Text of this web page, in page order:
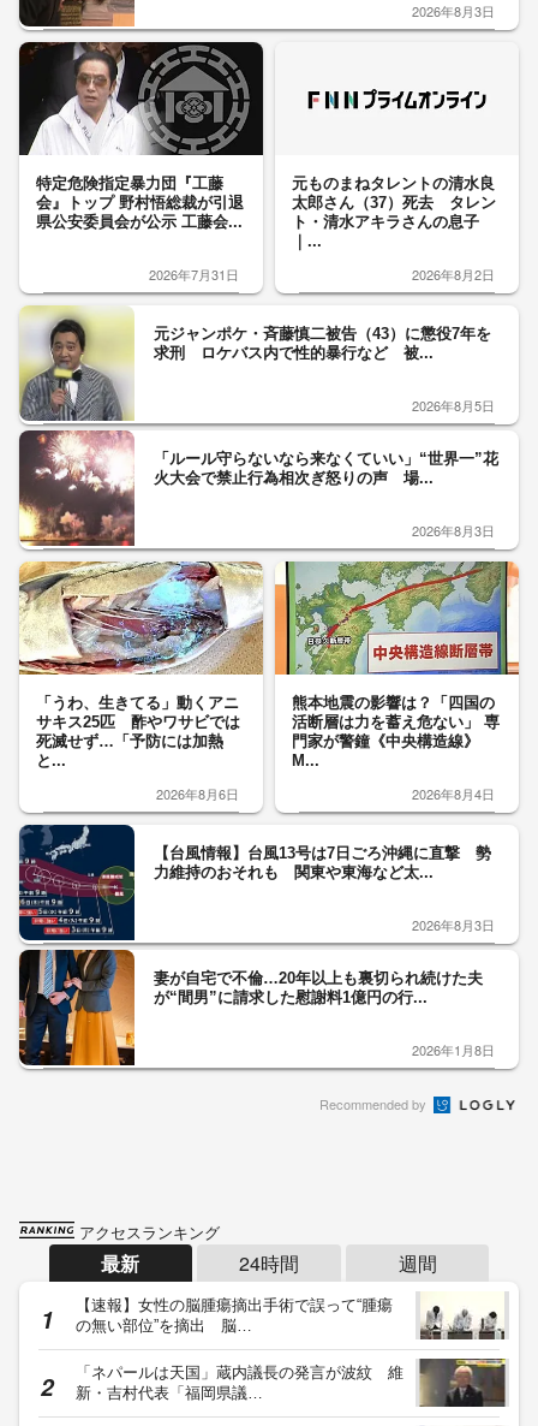
2026年8月3日
特定危険指定暴力団『工藤
会』トップ 野村悟総裁が引退
県公安委員会が公示 工藤会...
2026年7月31日
元ものまねタレントの清水良
太郎さん（37）死去 タレン
ト・清水アキラさんの息子
｜...
2026年8月2日
元ジャンポケ・斉藤慎二被告（43）に懲役7年を
求刑 ロケバス内で性的暴行など 被...
2026年8月5日
「ルール守らないなら来なくていい」“世界一”花
火大会で禁止行為相次ぎ怒りの声 場...
2026年8月3日
「うわ、生きてる」動くアニ
サキス25匹 酢やワサビでは
死滅せず…「予防には加熱
と...
2026年8月6日
熊本地震の影響は？「四国の
活断層は力を蓄え危ない」 専
門家が警鐘《中央構造線》
M...
2026年8月4日
【台風情報】台風13号は7日ごろ沖縄に直撃 勢
力維持のおそれも 関東や東海など太...
2026年8月3日
妻が自宅で不倫…20年以上も裏切られ続けた夫
が“間男”に請求した慰謝料1億円の行...
2026年1月8日
Recommended by
アクセスランキング
最新 24時間 週間
【速報】女性の脳腫瘍摘出手術で誤って“腫瘍
の無い部位”を摘出 脳…
「ネパールは天国」蔵内議長の発言が波紋 維
新・吉村代表「福岡県議…